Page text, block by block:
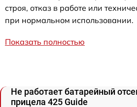
строя, отказ в работе или
при нормальном использовании.
Показать полностью
Не работает батарейный
прицела 425 Guide